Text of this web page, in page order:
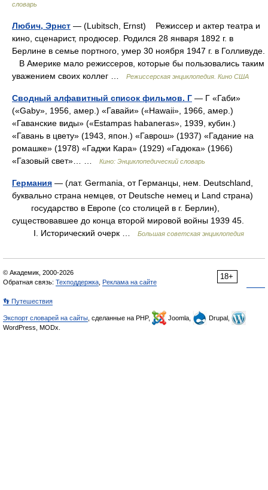
словарь
Любич, Эрнст — (Lubitsch, Ernst) Режиссер и актер театра и
кино, сценарист, продюсер. Родился 28 января 1892 г. в
Берлине в семье портного, умер 30 ноября 1947 г. в Голливуде.
В Америке мало режиссеров, которые бы пользовались таким
уважением своих коллег …
Режиссерская энциклопедия. Кино США
Сводный алфавитный список фильмов. Г — Г «Габи»
(«Gaby», 1956, амер.) «Гавайи» («Hawaii», 1966, амер.)
«Гаванские виды» («Estampas habaneras», 1939, кубин.)
«Гавань в цвету» (1943, япон.) «Гаврош» (1937) «Гадание на
ромашке» (1978) «Гаджи Кара» (1929) «Гадюка» (1966)
«Газовый свет»… …
Кино: Энциклопедический словарь
Германия — (лат. Germania, от Германцы, нем. Deutschland,
буквально страна немцев, от Deutsche немец и Land страна)
государство в Европе (со столицей в г. Берлин),
существовавшее до конца второй мировой войны 1939 45.
I. Исторический очерк …
Большая советская энциклопедия
18+
© Академик, 2000-2026
Обратная связь: Техподдержка Реклама на сайте
👣 Путешествия
Экспорт словарей на сайты , сделанные на PHP, Joomla,
Drupal,
WordPress, MODx.